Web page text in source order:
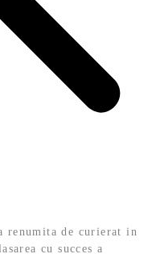
renumita de curierat in
cu succes a